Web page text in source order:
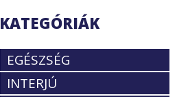
KATEGÓRIÁK
EGÉSZSÉG
INTERJÚ